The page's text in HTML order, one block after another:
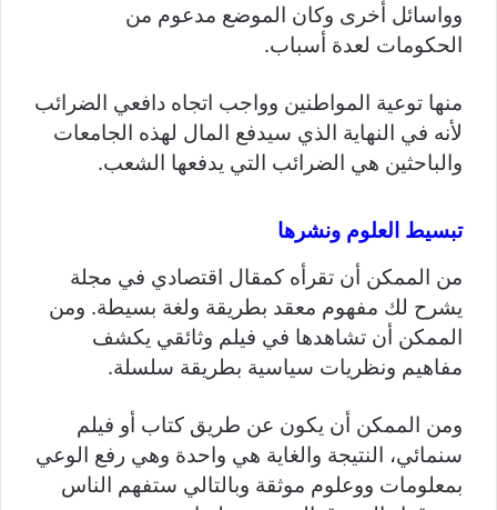
وواسائل أخرى وكان الموضع مدعوم من
الحكومات لعدة أسباب.
منها توعية المواطنين وواجب اتجاه دافعي الضرائب
لأنه في النهاية الذي سيدفع المال لهذه الجامعات
والباحثين هي الضرائب التي يدفعها الشعب.
تبسيط العلوم ونشرها
من الممكن أن تقرأه كمقال اقتصادي في مجلة
يشرح لك مفهوم معقد بطريقة ولغة بسيطة. ومن
الممكن أن تشاهدها في فيلم وثائقي يكشف
مفاهيم ونظريات سياسية بطريقة سلسلة.
ومن الممكن أن يكون عن طريق كتاب أو فيلم
سنمائي، النتيجة والغاية هي واحدة وهي رفع الوعي
بمعلومات ووعلوم موثقة وبالتالي ستفهم الناس